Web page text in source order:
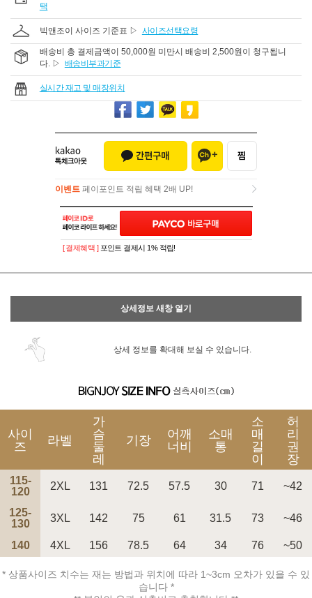
택
빅앤조이 사이즈 기준표 ▷ 사이즈선택요령
배송비 총 결제금액이 50,000원 미만시 배송비 2,500원이 청구됩니
다. ▷ 배송비부과기준
실시간 재고 및 매장위치
이벤트 페이포인트 적립 혜택 2배 UP!
이벤트페이포인트 적립 혜택 2배 UP!
[ 결제혜택 ] 포인트 결제시 1% 적립!
상세정보 새창 열기
상세 정보를 확대해 보실 수 있습니다.
사이
즈
라벨
가
슴
둘
레
기장
어깨
너비
소매
통
소
매
길
이
허
리
권
장
115-
120
2XL 131 72.5 57.5 30 71 ~42
125-
130
3XL 142 75 61 31.5 73 ~46
140 4XL 156 78.5 64 34 76 ~50
* 상품사이즈 치수는 재는 방법과 위치에 따라 1~3cm 오차가 있을 수 있
습니다 *